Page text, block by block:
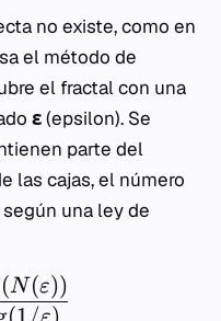
no existe, como en
el método de
el fractal con una
ε(epsilon). Se
parte del
las cajas, el número
una ley de
ε
(N(ε))